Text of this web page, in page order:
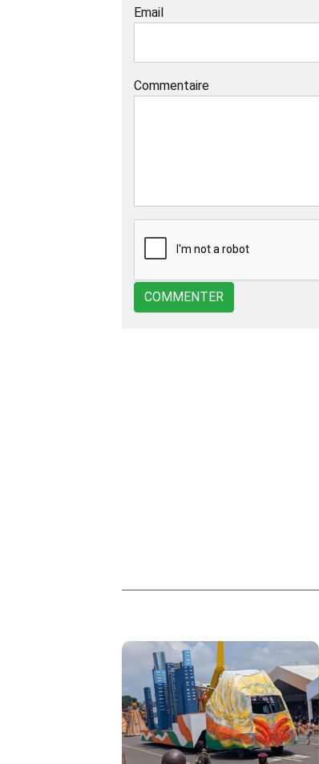
Email
Commentaire
COMMENTER